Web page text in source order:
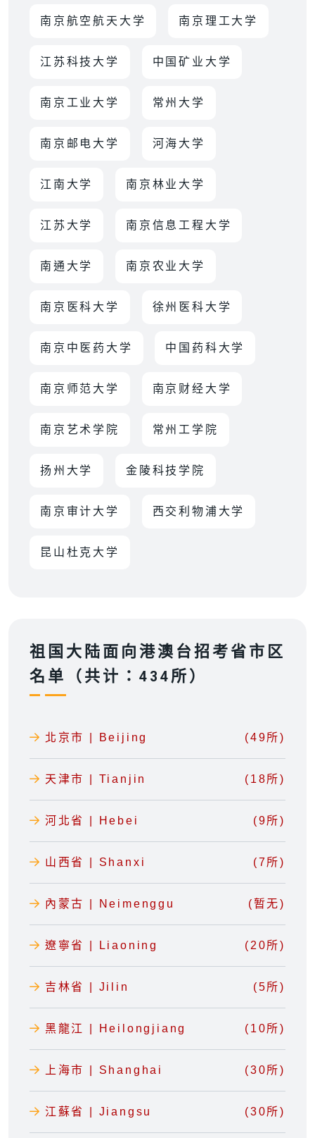
南京航空航天大学 南京理工大学
江苏科技大学 中国矿业大学
南京工业大学 常州大学
南京邮电大学 河海大学
江南大学 南京林业大学
江苏大学 南京信息工程大学
南通大学 南京农业大学
南京医科大学 徐州医科大学
南京中医药大学 中国药科大学
南京师范大学 南京财经大学
南京艺术学院 常州工学院
扬州大学 金陵科技学院
南京审计大学 西交利物浦大学
昆山杜克大学
祖国大陆面向港澳台招考省市区
名单（共计：434所）
北京市 | Beijing (49所)
天津市 | Tianjin (18所)
河北省 | Hebei (9所)
山西省 | Shanxi (7所)
內蒙古 | Neimenggu (暂无)
遼寧省 | Liaoning (20所)
吉林省 | Jilin (5所)
黑龍江 | Heilongjiang (10所)
上海市 | Shanghai (30所)
江蘇省 | Jiangsu (30所)